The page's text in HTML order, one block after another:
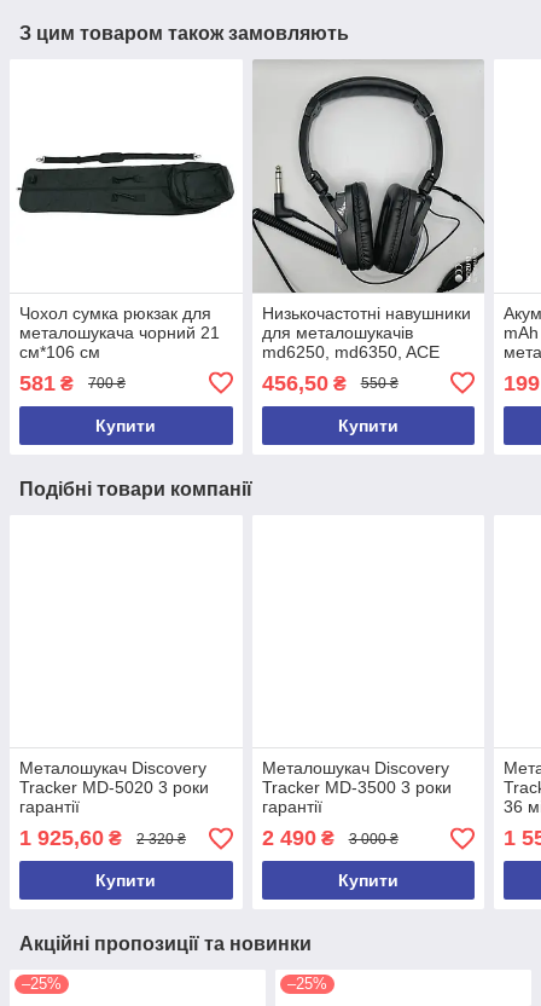
З цим товаром також замовляють
Чохол сумка рюкзак для
металошукача чорний 21
см*106 см
581 ₴ 700 ₴
Купити
Низькочастотні навушники
для металошукачів
md6250, md6350, ACE
ACE350, GARRET 2026 рік
456,50₴ 550 ₴
Купити
Подібні товари компанії
Металошукач Discovery
Tracker MD-5020 3 роки
гарантії
1 925,60 ₴ 2 320 ₴
Купити
Металошукач Discovery
Tracker MD-3500 3 роки
гарантії
2 490₴ 3 000 ₴
Купити
36
1
Акційні пропозиції та новинки
–25% –25%